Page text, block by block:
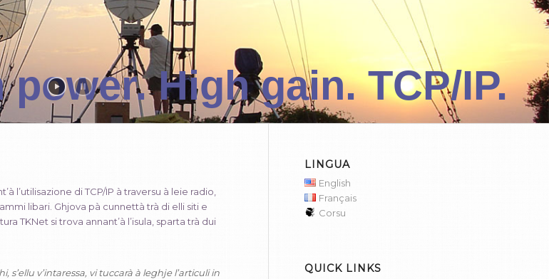
High gain. TCP/IP.
l’utilisazione di TCP/IP à traversu à leie radio,
libari. Ghjova pà cunnettà trà di elli siti e
TKNet si trova annant’à l’isula, sparta trà dui
v’intaressa, vi tuccarà à leghje l’articuli in
LINGUA
English
Français
Corsu
QUICK LINKS